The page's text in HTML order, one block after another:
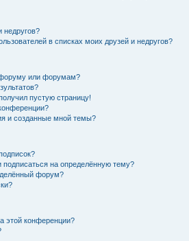
недругов?
в списках моих друзей и недругов?
или форумам?
пустую страницу!
и созданные мной темы?
подписаться на определённую тему?
форум?
этой конференции?